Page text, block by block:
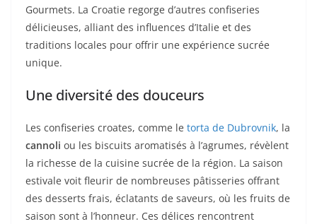
Gourmets. La Croatie regorge d’autres confiseries
délicieuses, alliant des influences d’Italie et des
traditions locales pour offrir une expérience sucrée
unique.
Une diversité des douceurs
Les confiseries croates, comme le torta de Dubrovnik, la
cannoli ou les biscuits aromatisés à l’agrumes, révèlent
la richesse de la cuisine sucrée de la région. La saison
estivale voit fleurir de nombreuses pâtisseries offrant
des desserts frais, éclatants de saveurs, où les fruits de
saison sont à l’honneur. Ces délices rencontrent